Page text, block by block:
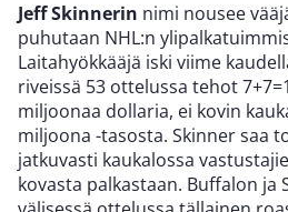
Jeff Skinnerin nimi nousee
puhutaan NHL:n
Laitahyökkääjä iski viime
riveissä 53 ottelussa tehot
miljoonaa dollaria, ei kovin
miljoona -tasosta. Skinner saa
jatkuvasti kaukalossa
kovasta palkastaan. Buffalon ja